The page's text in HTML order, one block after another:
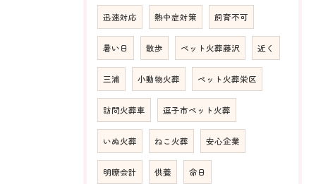
迅速対応 熱中症対策 飼育不可
暑い日 散歩 ペット火葬藤沢 近く
三浦 小動物火葬 ペット火葬栄区
訪問火葬車 逗子市ペット火葬
いぬ火葬 ねこ火葬 安心企業
明瞭会計 供養 命日